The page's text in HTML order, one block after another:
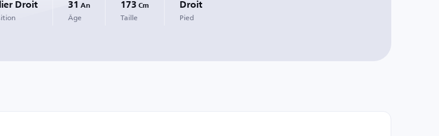
Droit 31 An
Âge
173 Cm
Taille
Droit
Pied